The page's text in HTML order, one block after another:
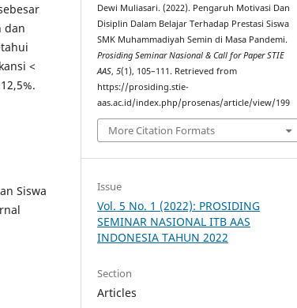
dan
<
Siswa
Dewi Muliasari. (2022). Pengaruh Motivasi Dan
Disiplin Dalam Belajar Terhadap Prestasi Siswa
SMK Muhammadiyah Semin di Masa Pandemi.
Prosiding Seminar Nasional & Call for Paper STIE
AAS,5(1), 105–111. Retrieved from
https://prosiding.stie-
aas.ac.id/index.php/prosenas/article/view/199
More Citation Formats
Issue
Vol. 5 No. 1 (2022): PROSIDING
SEMINAR NASIONAL ITB AAS
INDONESIA TAHUN 2022
Section
Articles